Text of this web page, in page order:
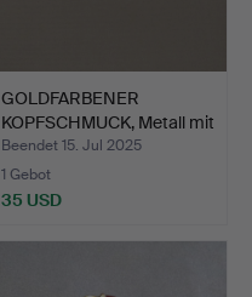
GOLDFARBENER
KOPFSCHMUCK, Metall mit
Glanz…
Beendet 15. Jul 2025
1 Gebot
35 USD